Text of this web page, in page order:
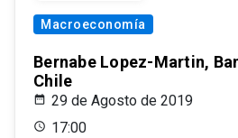
Macroeconomía
Bernabe Lopez-Martin,
Chile
29 de Agosto de 2019
17:00